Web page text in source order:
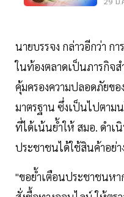
นายบรรจง กล่าวอีกว่า ก
ในท้องตลาดเป็นภารกิจ
คุ้มครองความปลอดภัยข
มาตรฐาน ซึ่งเป็นไปตาม
ที่ได้เน้นย้ำให้ สมอ. ดำเ
ประชาชนได้ใช้สินค้าอย่
"ขอย้ำเตือนประชาชนห